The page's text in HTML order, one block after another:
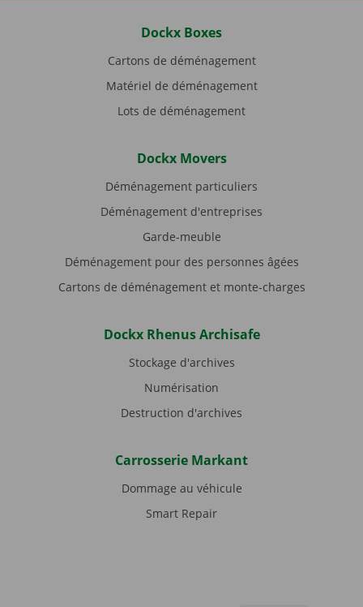
Dockx Boxes
Cartons de déménagement
Matériel de déménagement
Lots de déménagement
Dockx Movers
Déménagement particuliers
Déménagement d'entreprises
Garde-meuble
Déménagement pour des personnes âgées
Cartons de déménagement et monte-charges
Dockx Rhenus Archisafe
Stockage d'archives
Numérisation
Destruction d'archives
Carrosserie Markant
Dommage au véhicule
Smart Repair